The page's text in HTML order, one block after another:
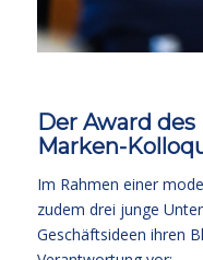
Der Award
Marken-
Im Rahmen einer
zudem drei junge
Geschäftsideen ihren